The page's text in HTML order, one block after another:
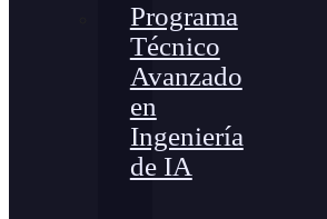
Programa
Técnico
Avanzado
en
Ingeniería
de IA